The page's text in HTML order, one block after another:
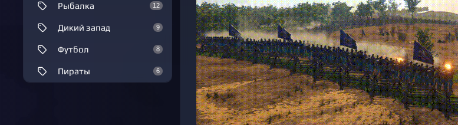
12
Рыбалка
9
Дикий запад
8
Футбол
6
Пираты